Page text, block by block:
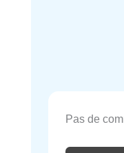
Pas de